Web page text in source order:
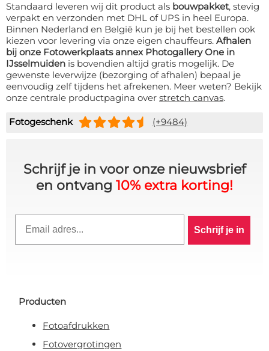
Standaard leveren wij dit product als bouwpakket, stevig
verpakt en verzonden met DHL of UPS in heel Europa.
Binnen Nederland en België kun je bij het bestellen ook
kiezen voor levering via onze eigen chauffeurs. Afhalen
bij onze Fotowerkplaats annex Photogallery One in
IJsselmuiden is bovendien altijd gratis mogelijk. De
gewenste leverwijze (bezorging of afhalen) bepaal je
eenvoudig zelf tijdens het afrekenen. Meer weten? Bekijk
onze centrale productpagina over stretch canvas.
Fotogeschenk (+9484)
Schrijf je in voor onze nieuwsbrief
en ontvang 10% extra korting!
Schrijf je in
Producten
Fotoafdrukken
Fotovergrotingen
BESTELLING? 👀